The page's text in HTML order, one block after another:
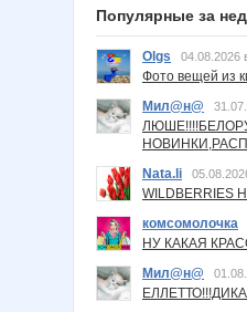
Популярные за
Olgs 04.08.2026
Фото вещей из
Мил@н@
Nata.li
комсомолочка
НУ КАКАЯ
Мил@н@